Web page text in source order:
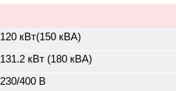
120 кВт(150 кВА)
131.2 кВт (180 кВА)
230/400 В